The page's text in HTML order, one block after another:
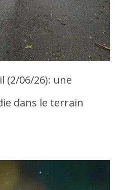
(2/06/26): une
dans le terrain